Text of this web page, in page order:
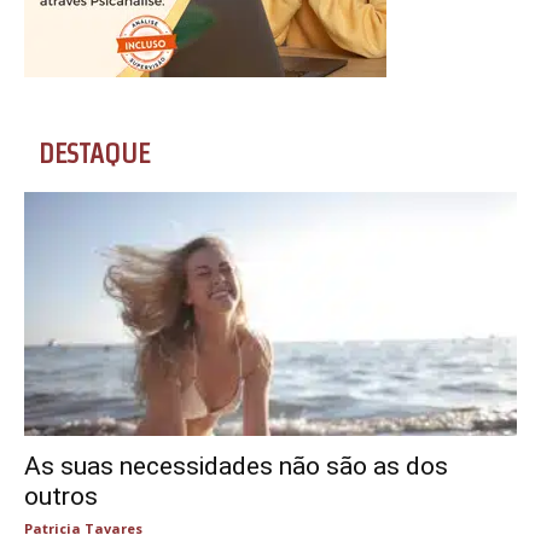
DESTAQUE
As suas necessidades não são as dos
outros
Patricia Tavares